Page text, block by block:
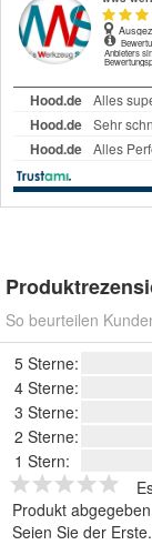
So beurteilen
5 Sterne:
4 Sterne:
3 Sterne:
2 Sterne:
1 Stern:
Produkt
Seien Sie der Erste.